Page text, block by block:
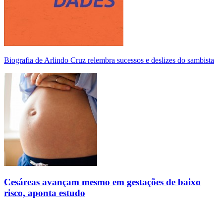
Biografia de Arlindo Cruz relembra sucessos e deslizes do sambista
Cesáreas avançam mesmo em gestações de baixo
risco, aponta estudo